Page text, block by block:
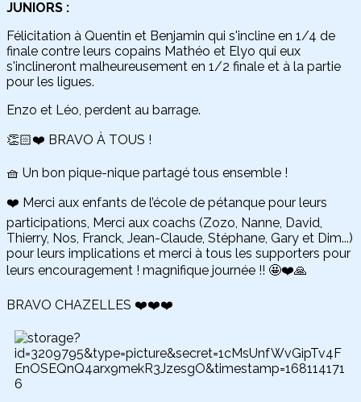
JUNIORS :
Félicitation à Quentin et Benjamin qui s'incline en 1/4 de
finale contre leurs copains Mathéo et Elyo qui eux
s'inclineront malheureusement en 1/2 finale et à la partie
pour les ligues.
Enzo et Léo, perdent au barrage.
👏🏻❤️ BRAVO À TOUS !
🧺 Un bon pique-nique partagé tous ensemble !
❤️ Merci aux enfants de l’école de pétanque pour leurs
participations, Merci aux coachs (Zozo, Nanne, David,
Thierry, Nos, Franck, Jean-Claude, Stéphane, Gary et Dim...)
pour leurs implications et merci à tous les supporters pour
leurs encouragement ! magnifique journée !! 🤩❤️🙏
BRAVO CHAZELLES ❤️❤️❤️